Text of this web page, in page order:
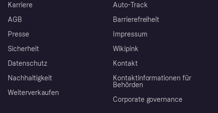
Karriere
AGB
Presse
Sicherheit
Datenschutz
Nachhaltigkeit
Weiterverkaufen
Auto-Track
Barrierefreiheit
Impressum
Wikipink
Kontakt
Kontaktinformationen für
Behörden
Corporate governance